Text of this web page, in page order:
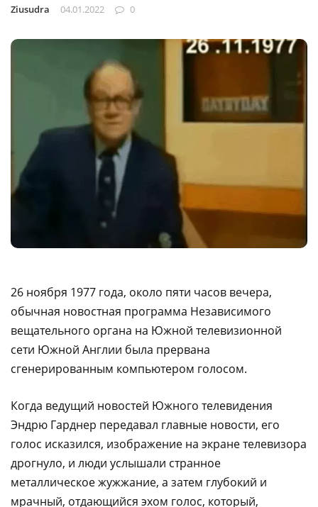
Ziusudra 04.01.2022 0
26 ноября 1977 года, около пяти часов вечера,
обычная новостная программа Независимого
вещательного органа на Южной телевизионной
сети Южной Англии была прервана
сгенерированным компьютером голосом.
Когда ведущий новостей Южного телевидения
Эндрю Гарднер передавал главные новости, его
голос исказился, изображение на экране телевизора
дрогнуло, и люди услышали странное
металлическое жужжание, а затем глубокий и
мрачный, отдающийся эхом голос, который,